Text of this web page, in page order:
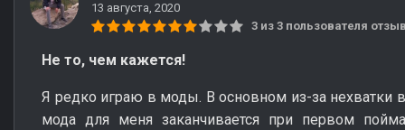
13 августа, 2020
3 из 3 пользователя
Не то, чем кажется!
Я редко играю в моды. В основном из-за нехватки
мода для меня заканчивается при первом